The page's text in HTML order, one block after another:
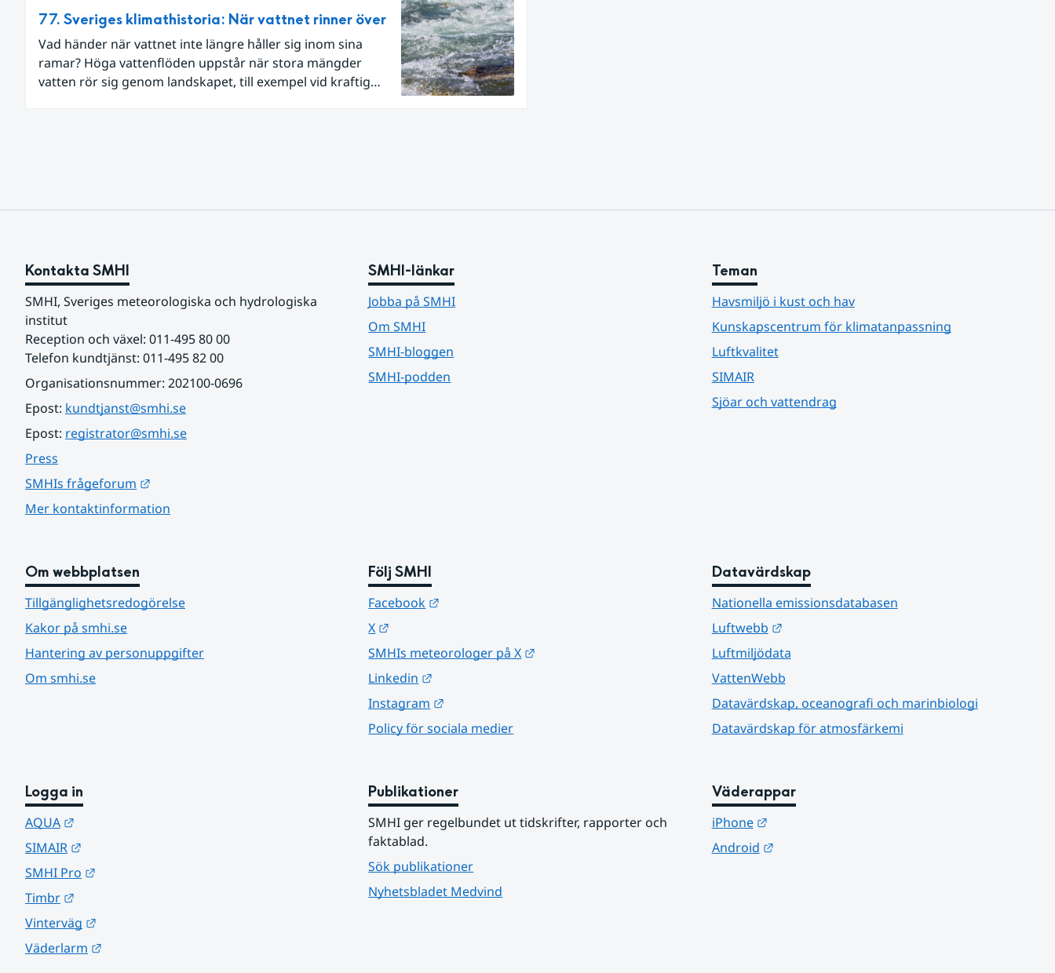
77. Sveriges klimathistoria: När vattnet rinner över
Vad händer när vattnet inte längre håller sig inom sina
ramar? Höga vattenflöden uppstår när stora mängder
vatten rör sig genom landskapet, till exempel vid kraftig
Kontakta SMHI
SMHI, Sveriges meteorologiska och hydrologiska
institut
Reception och växel: 011-495 80 00
Telefon kundtjänst: 011-495 82 00
Organisationsnummer: 202100-0696
Epost: kundtjanst@smhi.se
Epost: registrator@smhi.se
Press
SMHIs frågeforum
Mer kontaktinformation
SMHI-länkar
Jobba på SMHI
Om SMHI
SMHI-bloggen
SMHI-podden
Teman
Havsmiljö i kust och hav
Kunskapscentrum för klimatanpassning
Luftkvalitet
SIMAIR
Sjöar och vattendrag
Om webbplatsen
Tillgänglighetsredogörelse
Kakor på smhi.se
Hantering av personuppgifter
Om smhi.se
Följ SMHI
Facebook
X
SMHIs meteorologer på X
Linkedin
Instagram
Policy för sociala medier
Datavärdskap
Nationella emissionsdatabasen
Luftwebb
Länk till annan webbplats.
Luftmiljödata
VattenWebb
Datavärdskap, oceanografi och marinbiologi
Datavärdskap för atmosfärkemi
Logga in
AQUA
SIMAIR
SMHI Pro
Timbr
Vinterväg
Väderlarm
Publikationer
SMHI ger regelbundet ut tidskrifter, rapporter och
faktablad.
Sök publikationer
Nyhetsbladet Medvind
Väderappar
iPhone
Länk till annan webbplats.
Android
Länk till annan webbplats.